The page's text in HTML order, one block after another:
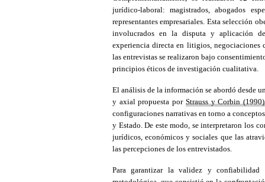
jurídico-laboral: magistrados, abogados
representantes empresariales. Esta selección
involucrados en la disputa y aplicación
experiencia directa en litigios, negociaciones
las entrevistas se realizaron bajo
principios éticos de investigación cualitativa.
El análisis de la información se abordó desde
y axial propuesta por Strauss y Corbin
configuraciones narrativas en torno a
y Estado. De este modo, se interpretaron los
jurídicos, económicos y sociales que las
las percepciones de los entrevistados.
Para garantizar la validez y